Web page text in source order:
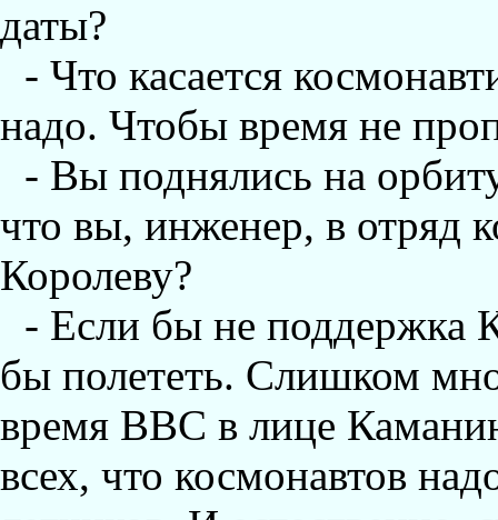
даты?
- Что касается
надо. Чтобы время не
- Вы поднялись на
что вы, инженер, в отряд
Королеву?
- Если бы не поддержка
бы полететь. Слишком
время ВВС в лице
всех, что космонавтов